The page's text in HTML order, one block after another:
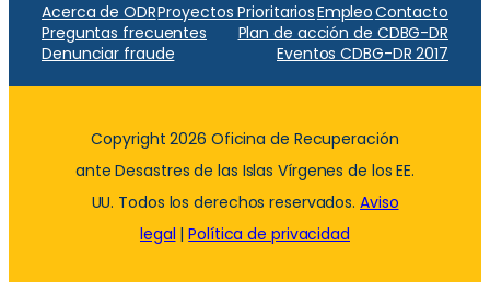
Acerca de ODRProyectos PrioritariosEmpleoContacto
Preguntas frecuentes
Plan de acción de CDBG-DR
Denunciar fraude
Eventos CDBG-DR 2017
Copyright 2026 Oficina de Recuperación
ante Desastres de las Islas Vírgenes de los EE.
UU. Todos los derechos reservados. Aviso
legal |Política de privacidad